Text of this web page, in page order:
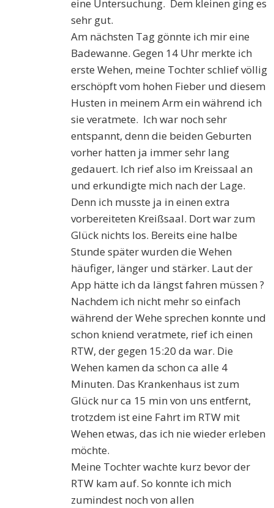
eine Untersuchung. Dem kleinen ging es
sehr gut.
Am nächsten Tag gönnte ich mir eine
Badewanne. Gegen 14 Uhr merkte ich
erste Wehen, meine Tochter schlief völlig
erschöpft vom hohen Fieber und diesem
Husten in meinem Arm ein während ich
sie veratmete. Ich war noch sehr
entspannt, denn die beiden Geburten
vorher hatten ja immer sehr lang
gedauert. Ich rief also im Kreissaal an
und erkundigte mich nach der Lage.
Denn ich musste ja in einen extra
vorbereiteten Kreißsaal. Dort war zum
Glück nichts los. Bereits eine halbe
Stunde später wurden die Wehen
häufiger, länger und stärker. Laut der
App hätte ich da längst fahren müssen ?
Nachdem ich nicht mehr so einfach
während der Wehe sprechen konnte und
schon kniend veratmete, rief ich einen
RTW, der gegen 15:20 da war. Die
Wehen kamen da schon ca alle 4
Minuten. Das Krankenhaus ist zum
Glück nur ca 15 min von uns entfernt,
trotzdem ist eine Fahrt im RTW mit
Wehen etwas, das ich nie wieder erleben
möchte.
Meine Tochter wachte kurz bevor der
RTW kam auf. So konnte ich mich
zumindest noch von allen